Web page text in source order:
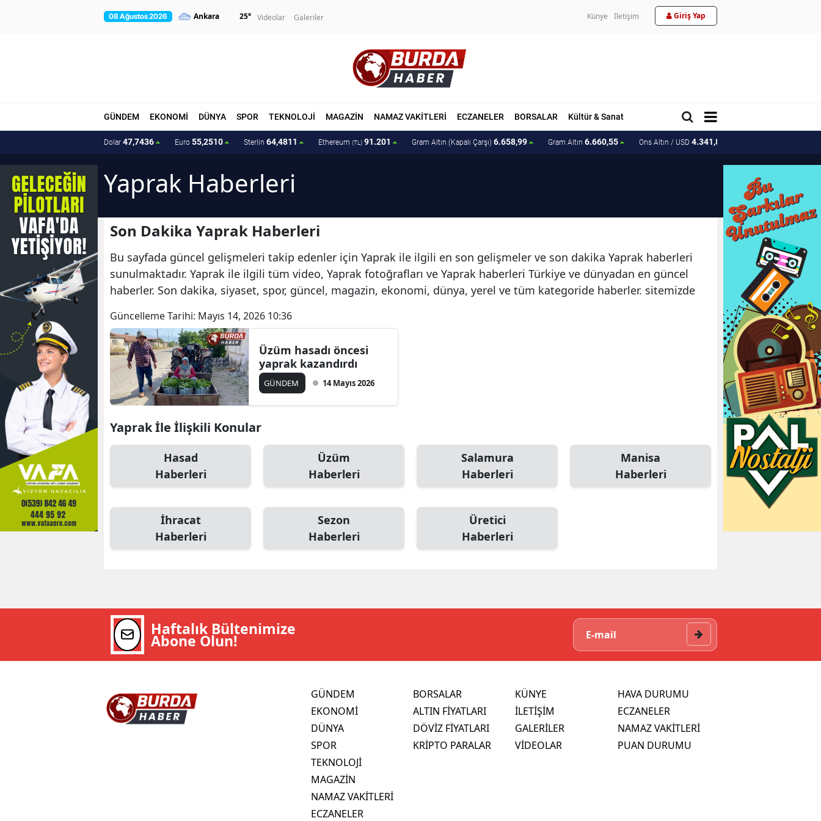
08 Ağustos 2026 25° Videolar Galeriler Künye İletişim Giriş Yap
GÜNDEM EKONOMİ DÜNYA SPOR TEKNOLOJİ MAGAZİN NAMAZ VAKİTLERİ ECZANELER BORSALAR Kültür & Sanat
Dolar 47,7436 Euro 55,2510 Sterlin 64,4811 Ethereum (TL) 91.201 Gram Altın (Kapalı Çarşı) 6.658,99 Gram Altın 6.660,55 Ons Altın / USD 4.341,81
Yaprak Haberleri
Son Dakika Yaprak Haberleri
Bu sayfada güncel gelişmeleri takip edenler için Yaprak ile ilgili en son gelişmeler ve son dakika Yaprak haberleri
sunulmaktadır. Yaprak ile ilgili tüm video, Yaprak fotoğrafları ve Yaprak haberleri Türkiye ve dünyadan en güncel
haberler. Son dakika, siyaset, spor, güncel, magazin, ekonomi, dünya, yerel ve tüm kategoride haberler. sitemizde
Güncelleme Tarihi: Mayıs 14, 2026 10:36
Üzüm hasadı öncesi
yaprak kazandırdı
GÜNDEM 14 Mayıs 2026
Yaprak İle İlişkili Konular
Hasad
Haberleri
Üzüm
Haberleri
Salamura
Haberleri
Manisa
Haberleri
İhracat
Haberleri
Sezon
Haberleri
Üretici
Haberleri
Haftalık Bültenimize
Abone Olun!
GÜNDEM
EKONOMİ
DÜNYA
SPOR
TEKNOLOJİ
MAGAZİN
NAMAZ VAKİTLERİ
ECZANELER
BORSALAR
ALTIN FİYATLARI
DÖVİZ FİYATLARI
KRİPTO PARALAR
KÜNYE
İLETİŞİM
GALERİLER
VİDEOLAR
HAVA DURUMU
ECZANELER
NAMAZ VAKİTLERİ
PUAN DURUMU